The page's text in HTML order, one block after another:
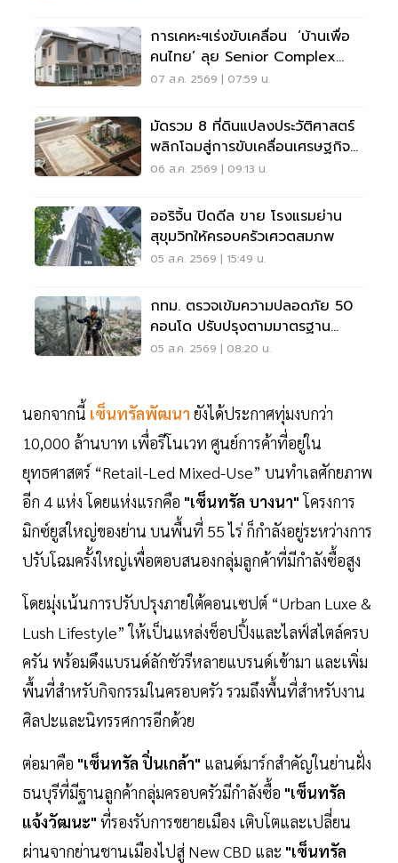
การเคหะฯเร่งขับเคลื่อน ‘บ้านเพื่อ
คนไทย’ ลุย Senior Complex
ฟื้นฟูเมือง
07 ส.ค. 2569 | 07:59 น.
มัดรวม 8 ที่ดินแปลงประวัติศาสตร์
พลิกโฉมสู่การขับเคลื่อนเศรษฐกิจ
เมือง
06 ส.ค. 2569 | 09:13 น.
ออริจิ้น ปิดดีล ขาย โรงแรมย่าน
สุขุมวิทให้ครอบครัวเศวตสมภพ
05 ส.ค. 2569 | 15:49 น.
กทม. ตรวจเข้มความปลอดภัย 50
คอนโด ปรับปรุงตามมาตรฐาน
เคร่งครัด
05 ส.ค. 2569 | 08:20 น.
นอกจากนี้ เซ็นทรัลพัฒนา ยังได้ประกาศทุ่มงบกว่า
10,000 ล้านบาท เพื่อรีโนเวท ศูนย์การค้าที่อยู่ใน
ยุทธศาสตร์ “Retail-Led Mixed-Use” บนทำเลศักยภาพ
อีก 4 แห่ง โดยแห่งแรกคือ "เซ็นทรัล บางนา"โครงการ
มิกซ์ยูสใหญ่ของย่าน บนพื้นที่ 55 ไร่ ก็กำลังอยู่ระหว่างการ
ปรับโฉมครั้งใหญ่เพื่อตอบสนองกลุ่มลูกค้าที่มีกำลังซื้อสูง
โดยมุ่งเน้นการปรับปรุงภายใต้คอนเซปต์ “Urban Luxe &
Lush Lifestyle” ให้เป็นแหล่งช็อปปิ้งและไลฟ์สไตล์ครบ
ครัน พร้อมดึงแบรนด์ลักชัวรีหลายแบรนด์เข้ามา และเพิ่ม
พื้นที่สำหรับกิจกรรมในครอบครัว รวมถึงพื้นที่สำหรับงาน
ศิลปะและนิทรรศการอีกด้วย
ต่อมาคือ "เซ็นทรัล ปิ่นเกล้า" แลนด์มาร์กสำคัญในย่านฝั่ง
ธนบุรีที่มีฐานลูกค้ากลุ่มครอบครัวมีกำลังซื้อ "เซ็นทรัล
แจ้งวัฒนะ" ที่รองรับการขยายเมือง เติบโตและเปลี่ยน
ผ่านจากย่านชานเมืองไปสู่ New CBD และ "เซ็นทรัล